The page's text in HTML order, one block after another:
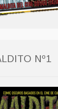
Nº1